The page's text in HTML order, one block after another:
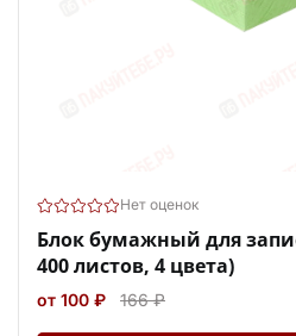
Нет оценок
Блок бумажный для
400 листов, 4 цвета)
от 100 ₽ 166 ₽